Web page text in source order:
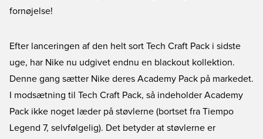
fornøjelse!
Efter lanceringen af den helt sort Tech Craft Pack i sidste
uge, har Nike nu udgivet endnu en blackout kollektion.
Denne gang sætter Nike deres Academy Pack på markedet.
I modsætning til Tech Craft Pack, så indeholder Academy
Pack ikke noget læder på støvlerne (bortset fra Tiempo
Legend 7, selvfølgelig). Det betyder at støvlerne er